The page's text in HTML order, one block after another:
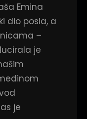
Emina
dio posla, a
–
je
je